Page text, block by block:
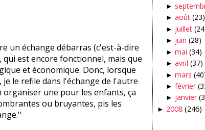
un échange débarras (c'est-à-dire
est encore fonctionnel, mais que
et économique. Donc, lorsque
le refile dans l'échange de l'autre
organiser une pour les enfants, ça
ou bruyantes, pis les
►
► août (23)
► juillet
► juin (28)
► mai (34)
► avril (37)
► mars
► février
► janvier
► 2008 (246)